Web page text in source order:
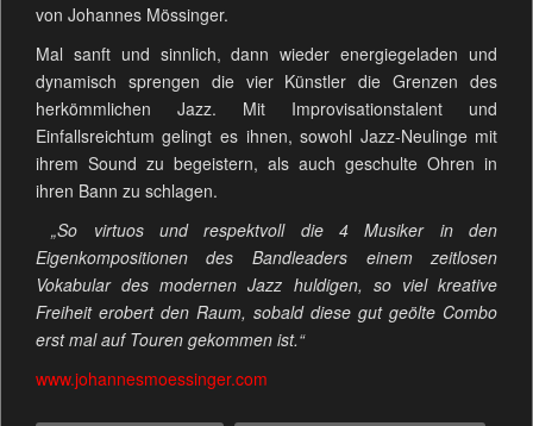
von Johannes Mössinger.
Mal sanft und sinnlich, dann wieder energiegeladen und
dynamisch sprengen die vier Künstler die Grenzen des
herkömmlichen Jazz. Mit Improvisationstalent und
Einfallsreichtum gelingt es ihnen, sowohl Jazz-Neulinge mit
ihrem Sound zu begeistern, als auch geschulte Ohren in
ihren Bann zu schlagen.
„So virtuos und respektvoll die 4 Musiker in den
Eigenkompositionen des Bandleaders einem zeitlosen
Vokabular des modernen Jazz huldigen, so viel kreative
Freiheit erobert den Raum, sobald diese gut geölte Combo
erst mal auf Touren gekommen ist.“
www.johannesmoessinger.com